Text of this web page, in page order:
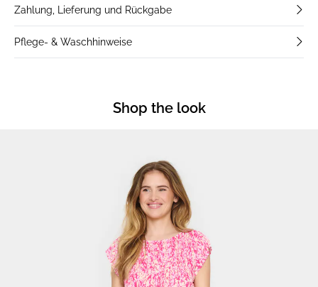
Zahlung, Lieferung und Rückgabe
Pflege- & Waschhinweise
Shop the look